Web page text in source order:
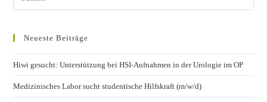
Neueste Beiträge
Hiwi gesucht: Unterstützung bei HSI-Aufnahmen in der Urologie im OP
Medizinisches Labor sucht studentische Hilfskraft (m/w/d)